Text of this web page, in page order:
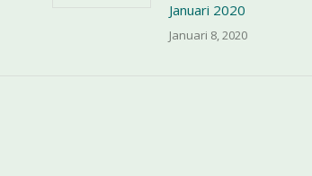
Januari 2020
Januari 8, 2020